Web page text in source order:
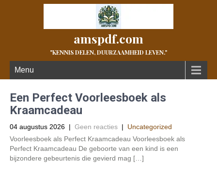
amspdf.com
"KENNIS DELEN, DUURZAAMHEID LEVEN."
Menu
Een Perfect Voorleesboek als
Kraamcadeau
04 augustus 2026 | Geen reacties | Uncategorized
Voorleesboek als Perfect Kraamcadeau Voorleesboek als
Perfect Kraamcadeau De geboorte van een kind is een
bijzondere gebeurtenis die gevierd mag […]